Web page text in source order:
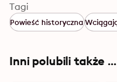
tożsamość, by ratować
Amanda Skenandore
świata pokazując
bohaterki.
„Skrupulatny research
Tagi
Powieść historyczna
Inni polubili także ...